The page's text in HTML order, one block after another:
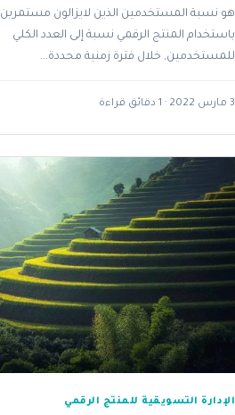
هو نسبة المستخدمين الذين لايزالون مستمرين
باستخدام المنتج الرقمي نسبة إلى العدد الكلي
للمستخدمين, خلال فترة زمنية محددة...
3 مارس 2022 · 1 دقائق قراءة
الإدارة التسويقية للمنتج الرقمي